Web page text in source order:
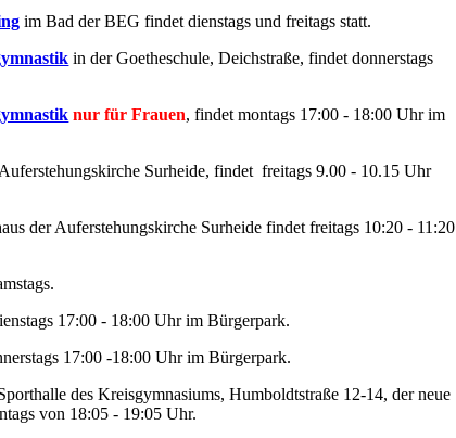
im Bad der BEG findet dienstags und freitags statt.
in der Goetheschule, Deichstraße, findet donnerstags
nur für Frauen, findet montags 17:00 - 18:00 Uhr im
Surheide, findet freitags 9.00 - 10.15 Uhr
der Auferstehungskirche Surheide findet freitags 10:20 - 11:20
17:00 - 18:00 Uhr im Bürgerpark.
17:00 -18:00 Uhr im Bürgerpark.
des Kreisgymnasiums, Humboldtstraße 12-14, der neue
von 18:05 - 19:05 Uhr.